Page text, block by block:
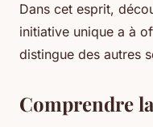
Dans cet esprit,
initiative unique a à
distingue des autres
Comprendre